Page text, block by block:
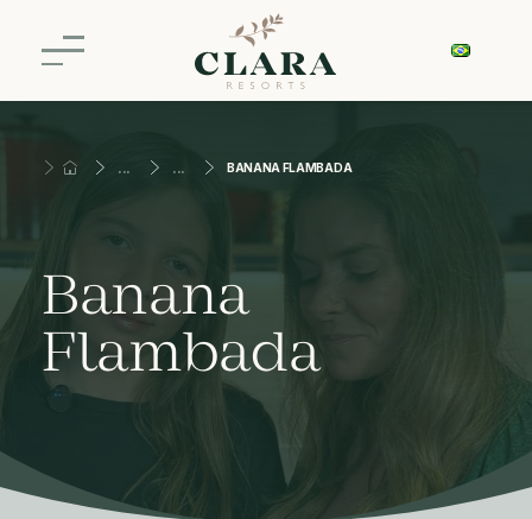
BANANA FLAMBADA
Banana
Flambada